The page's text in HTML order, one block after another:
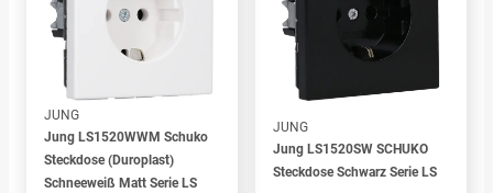
JUNG
Jung LS1520WWM Schuko
Steckdose (Duroplast)
Schneeweiß Matt Serie LS
JUNG
Jung LS1520SW SCHUKO
Steckdose Schwarz Serie LS